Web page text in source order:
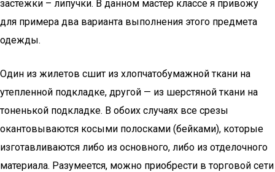
застежки – липучки. В данном мастер классе я привожу
для примера два варианта выполнения этого предмета
одежды.
Один из жилетов сшит из хлопчатобумажной ткани на
утепленной подкладке, другой — из шерстяной ткани на
тоненькой подкладке. В обоих случаях все срезы
окантовываются косыми полосками (бейками), которые
изготавливаются либо из основного, либо из отделочного
материала. Разумеется, можно приобрести в торговой сети